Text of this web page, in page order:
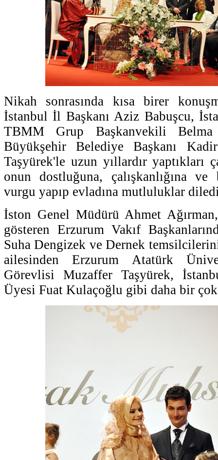
Nikah sonrasında kısa birer
İstanbul İl Başkanı Aziz Babuşcu,
TBMM Grup Başkanvekili
Büyükşehir Belediye Başkanı
Taşyürek'le uzun yıllardır yaptıkları
onun dostluğuna, çalışkanlığına
vurgu yapıp evladına mutluluklar
İston Genel Müdürü Ahmet
gösteren Erzurum Vakıf
Suha Dengizek ve Dernek
ailesinden Erzurum Atatürk
Görevlisi Muzaffer Taşyürek,
Üyesi Fuat Kulaçoğlu gibi daha bir